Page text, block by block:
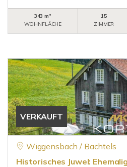
343 m²
WOHNFLÄCHE
15
ZIMMER
VERKAUFT
Wiggensbach / Bachtels
Historisches Juwel: